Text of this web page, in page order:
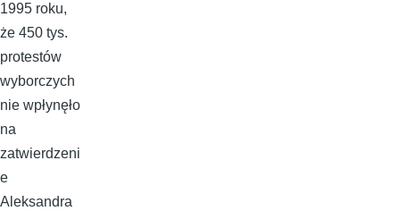
1995 roku,
że 450 tys.
protestów
wyborczych
nie wpłynęło
na
zatwierdzeni
e
Aleksandra